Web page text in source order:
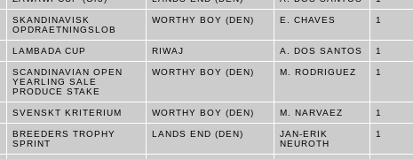
SKANDINAVISK
OPDRAETNINGSLOB
WORTHY BOY (DEN) E. CHAVES 1
LAMBADA CUP RIWAJ A. DOS SANTOS 1
SCANDINAVIAN OPEN
YEARLING SALE
PRODUCE STAKE
WORTHY BOY (DEN) M. RODRIGUEZ 1
SVENSKT KRITERIUM WORTHY BOY (DEN) M. NARVAEZ 1
BREEDERS TROPHY
SPRINT
LANDS END (DEN)
JAN-ERIK
NEUROTH
1